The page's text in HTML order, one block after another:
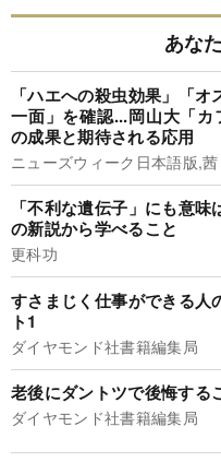
あな
「ハエへの殺虫効果」「
一面」を確認...岡山大「
の成果と期待される応用
ニューズウィーク日本語版,茜
「不利な遺伝子」にも意味
の新説から学べること
更科功
すさまじく仕事ができる人
ト1
ダイヤモンド社書籍編集局
老後にダントツで後悔する
ダイヤモンド社書籍編集局